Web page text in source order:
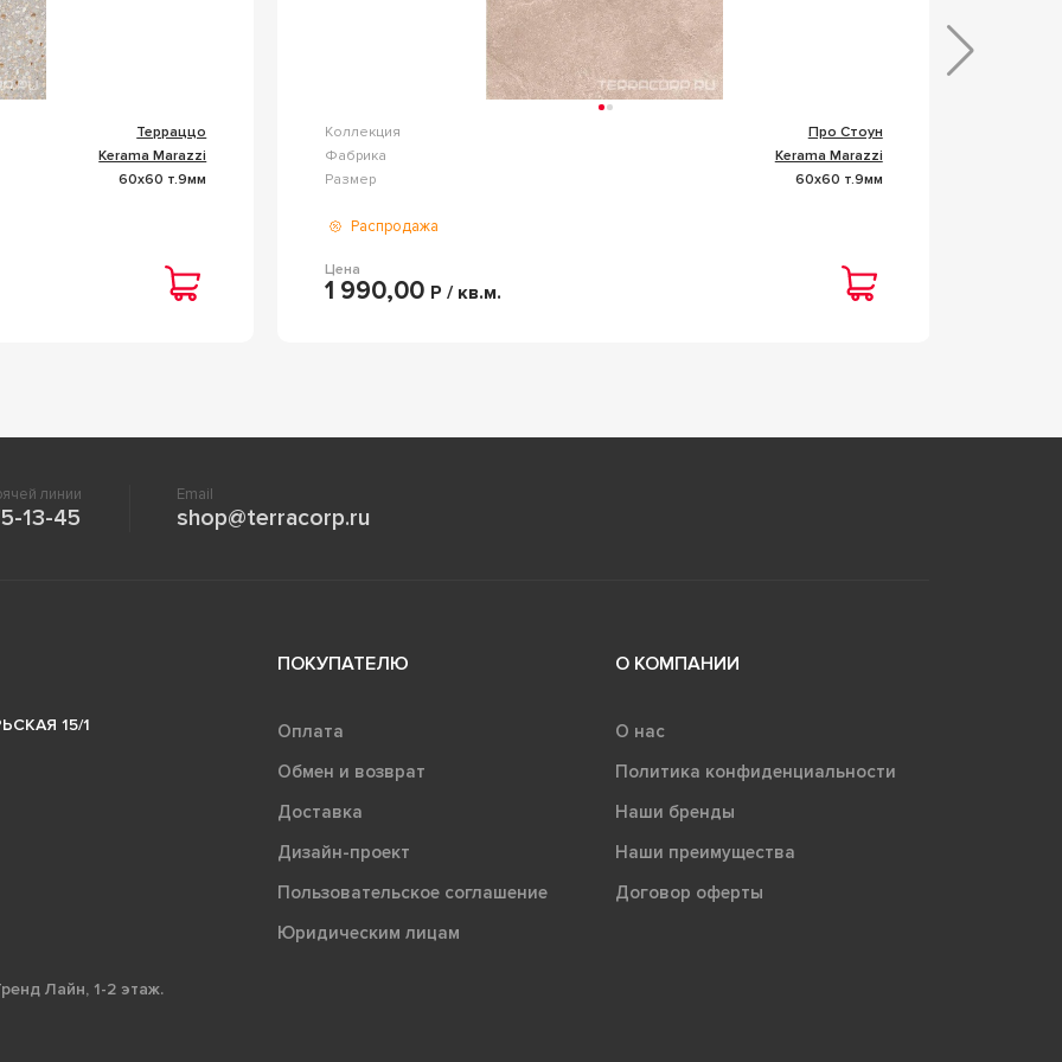
Терраццо
Kerama Marazzi
60x60 т.9мм
Коллекция
Про Стоун
Фабрика
Kerama Marazzi
Размер
60x60 т.9мм
Распродажа
Цена
1 990,00 Р / кв.м.
линии
13-45
Email
shop@terracorp.ru
15/1
Лайн, 1-2 этаж.
ПОКУПАТЕЛЮ
Оплата
Обмен и возврат
Доставка
Дизайн-проект
Пользовательское соглашение
Юридическим лицам
О КОМПАНИИ
О нас
Политика конфиденциальности
Наши бренды
Наши преимущества
Договор оферты